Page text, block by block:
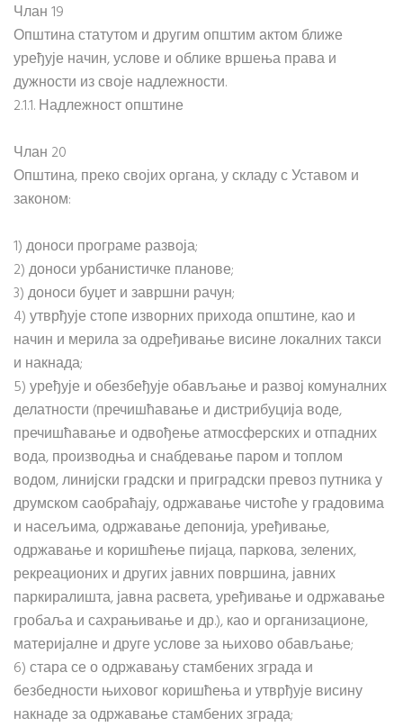
Члан 19
Општина статутом и другим општим актом ближе
уређује начин, услове и облике вршења права и
дужности из своје надлежности.
2.1.1. Надлежност општине
Члан 20
Општина, преко својих органа, у складу с Уставом и
законом:
1) доноси програме развоја;
2) доноси урбанистичке планове;
3) доноси буџет и завршни рачун;
4) утврђује стопе изворних прихода општине, као и
начин и мерила за одређивање висине локалних такси
и накнада;
5) уређује и обезбеђује обављање и развој комуналних
делатности (пречишћавање и дистрибуција воде,
пречишћавање и одвођење атмосферских и отпадних
вода, производња и снабдевање паром и топлом
водом, линијски градски и приградски превоз путника у
друмском саобраћају, одржавање чистоће у градовима
и насељима, одржавање депонија, уређивање,
одржавање и коришћење пијаца, паркова, зелених,
рекреационих и других јавних површина, јавних
паркиралишта, јавна расвета, уређивање и одржавање
гробаља и сахрањивање и др.), као и организационе,
материјалне и друге услове за њихово обављање;
6) стара се о одржавању стамбених зграда и
безбедности њиховог коришћења и утврђује висину
накнаде за одржавање стамбених зграда;